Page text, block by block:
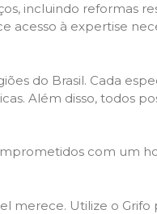
incluindo reformas
acesso à expertise
do Brasil. Cada
Além disso, todos
com um
merece. Utilize o